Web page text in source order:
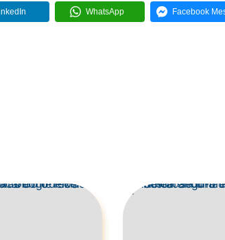
WhatsApp Facebook